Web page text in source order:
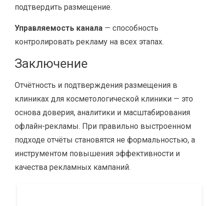
подтвердить размещение.
Управляемость канала — способность
контролировать рекламу на всех этапах.
Заключение
Отчётность и подтверждения размещения в
клиниках для косметологической клиники — это
основа доверия, аналитики и масштабирования
офлайн-рекламы. При правильно выстроенном
подходе отчёты становятся не формальностью, а
инструментом повышения эффективности и
качества рекламных кампаний.